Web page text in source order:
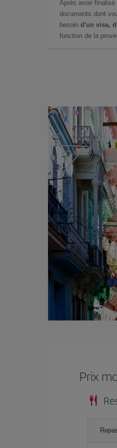
Après avoir
documents dont
besoin d'un visa,
fonction de la
Prix